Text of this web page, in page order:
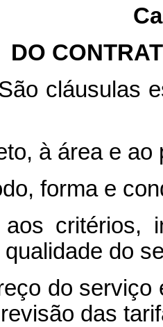
DO
cláusulas
à área e ao
forma e
do
do serviço e
das